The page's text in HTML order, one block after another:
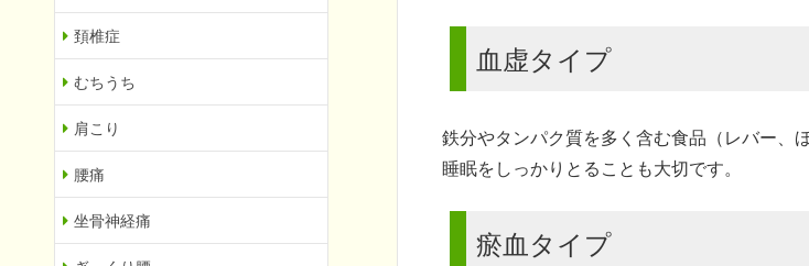
血虚タイプ
鉄分やタンパク質を多く含む食品（レバー、
睡眠をしっかりとることも大切です。
瘀血タイプ
頚椎症
むちうち
肩こり
腰痛
坐骨神経痛